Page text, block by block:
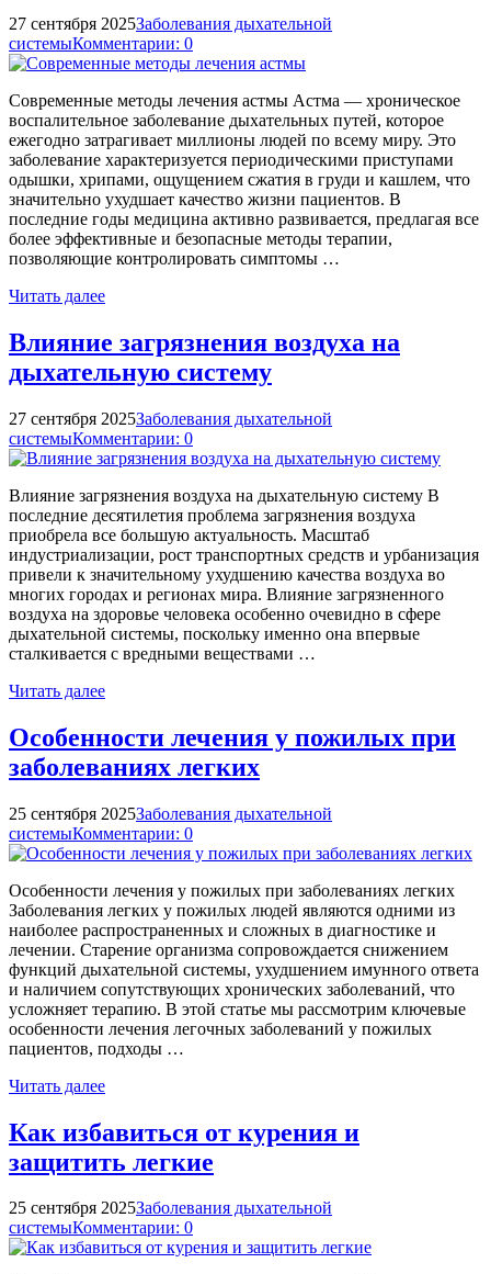
27 сентября 2025Заболевания дыхательной
системыКомментарии: 0
Современные методы лечения астмы Астма — хроническое
воспалительное заболевание дыхательных путей, которое
ежегодно затрагивает миллионы людей по всему миру. Это
заболевание характеризуется периодическими приступами
одышки, хрипами, ощущением сжатия в груди и кашлем, что
значительно ухудшает качество жизни пациентов. В
последние годы медицина активно развивается, предлагая все
более эффективные и безопасные методы терапии,
позволяющие контролировать симптомы …
Читать далее
Влияние загрязнения воздуха на
дыхательную систему
27 сентября 2025Заболевания дыхательной
системыКомментарии: 0
Влияние загрязнения воздуха на дыхательную систему В
последние десятилетия проблема загрязнения воздуха
приобрела все большую актуальность. Масштаб
индустриализации, рост транспортных средств и урбанизация
привели к значительному ухудшению качества воздуха во
многих городах и регионах мира. Влияние загрязненного
воздуха на здоровье человека особенно очевидно в сфере
дыхательной системы, поскольку именно она впервые
сталкивается с вредными веществами …
Читать далее
Особенности лечения у пожилых при
заболеваниях легких
25 сентября 2025Заболевания дыхательной
системыКомментарии: 0
Особенности лечения у пожилых при заболеваниях легких
Заболевания легких у пожилых людей являются одними из
наиболее распространенных и сложных в диагностике и
лечении. Старение организма сопровождается снижением
функций дыхательной системы, ухудшением имунного ответа
и наличием сопутствующих хронических заболеваний, что
усложняет терапию. В этой статье мы рассмотрим ключевые
особенности лечения легочных заболеваний у пожилых
пациентов, подходы …
Читать далее
Как избавиться от курения и
защитить легкие
25 сентября 2025Заболевания дыхательной
системыКомментарии: 0